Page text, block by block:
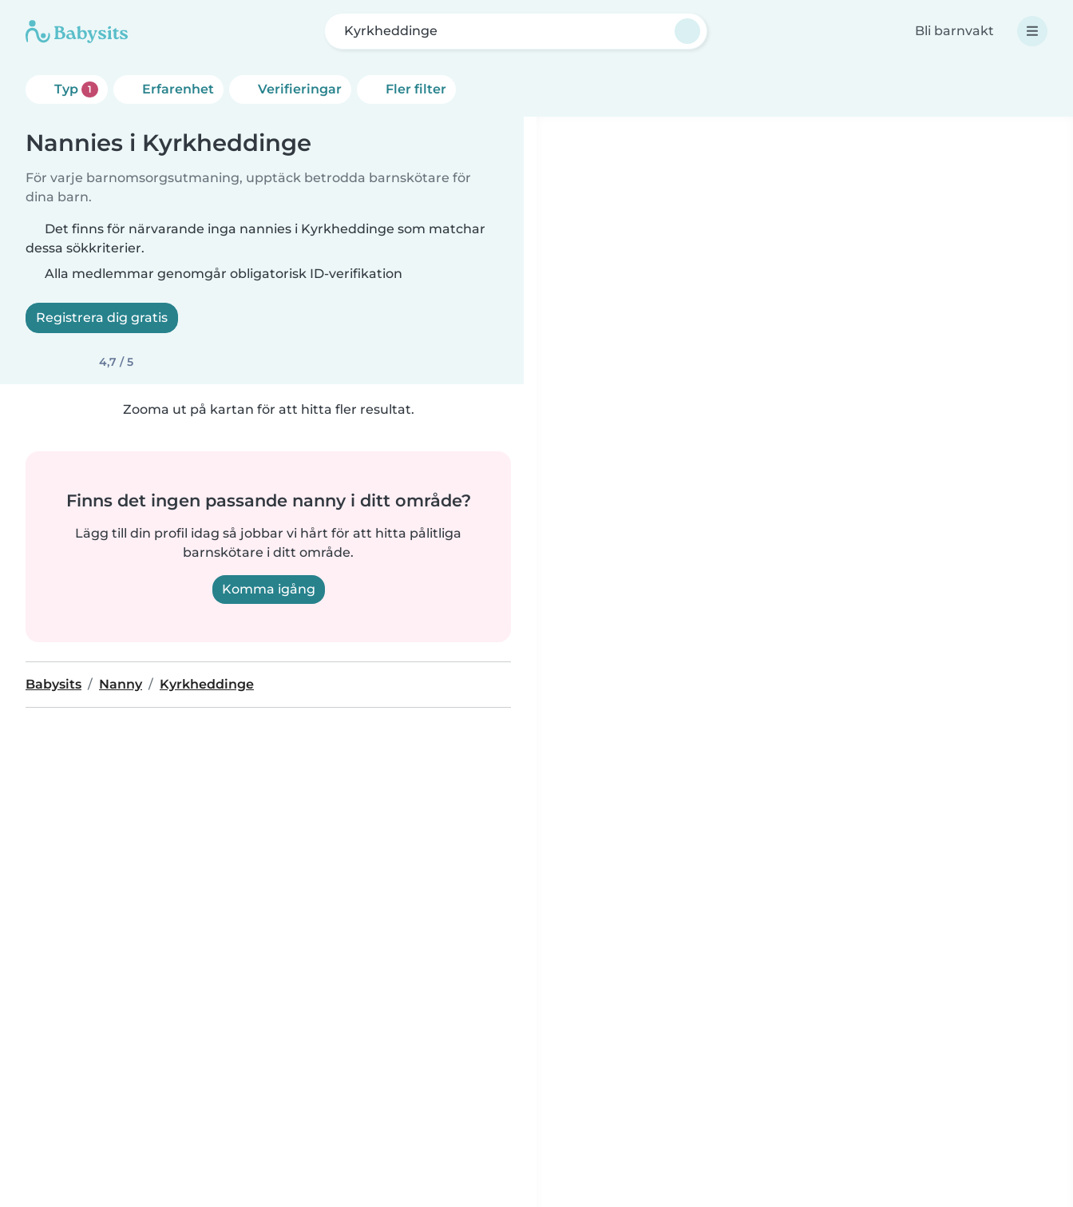
Kyrkheddinge Bli barnvakt
Typ 1 Erfarenhet Verifieringar Fler filter
Nannies i Kyrkheddinge
För varje barnomsorgsutmaning, upptäck betrodda barnskötare för
dina barn.
Det finns för närvarande inga nannies i Kyrkheddinge som matchar
dessa sökkriterier.
Alla medlemmar genomgår obligatorisk ID-verifikation
Registrera dig gratis
4,7 / 5
Zooma ut på kartan för att hitta fler resultat.
Finns det ingen passande nanny i ditt område?
Lägg till din profil idag så jobbar vi hårt för att hitta pålitliga
barnskötare i ditt område.
Komma igång
Babysits Nanny Kyrkheddinge